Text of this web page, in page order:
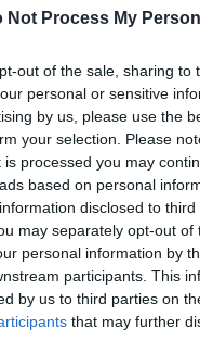
Not Process My
out of the sale, sharing to
personal or sensitive
by us, please use the
your selection. Please
processed you may
based on personal
disclosed to
may separately opt-out of
personal information by
participants. This
by us to third parties on
that may further
Άνδρου είναι εδώ.
σημειώσατε…
«ΤΕΛΕΥΤΑΙΟ
ΒΙΔΑΛΗ
στη Ραφήνα.
της ώρας…
Άρθρα